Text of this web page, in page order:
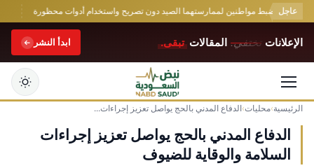
عاجل
يضبط مواطنين لممارستهما الصيد دون تصريح واستخدام أدوات محظورة
الإعلانات تختفي. المقالات تبقى. ابدأ النشر
التجاوز
إلى
المحتوى
الرئيسية›محليات›الدفاع المدني بالحج يواصل تعزيز إجراءات...
الدفاع المدني بالحج يواصل تعزيز إجراءات
السلامة والوقاية للضيوف